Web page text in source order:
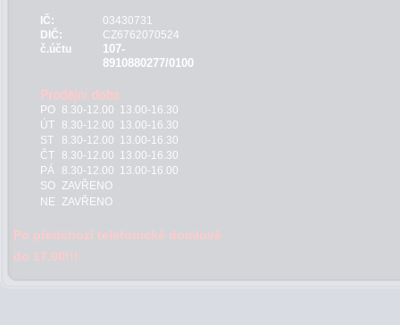
IČ:
03430731
DIČ:
CZ6762070524
č.účtu
107-
8910880277/0100
PO 8.30-12.00 13.00-16.30
ÚT
8.30-12.00 13.00-16.30
ST
8.30-12.00 13.00-16.30
ČT
8.30-12.00 13.00-16.30
PÁ
8.30-12.00 13.00-16.00
SO ZAVŘENO
NE ZAVŘENO
Po předchozí telefonické domluvě
do 17.00!!!